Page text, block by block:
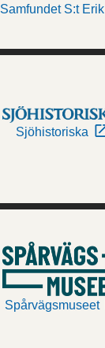
Samfundet S:t Erik
Sjöhistoriska
Spårvägsmuseet